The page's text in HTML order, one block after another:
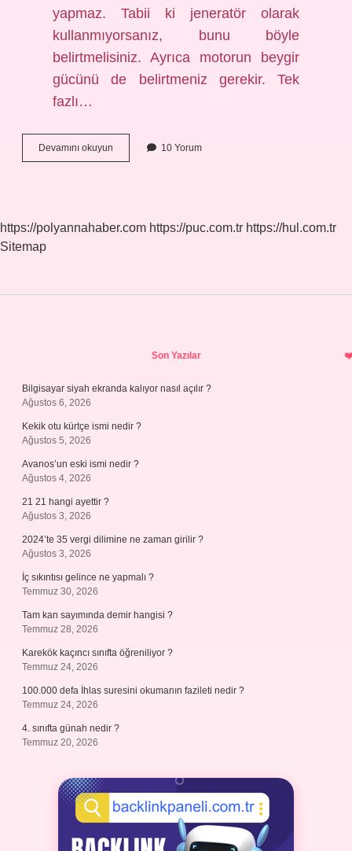
yapmaz. Tabii ki jeneratör olarak
kullanmıyorsanız, bunu böyle
belirtmelisiniz. Ayrıca motorun beygir
gücünü de belirtmeniz gerekir. Tek
fazlı…
Devamını okuyun
Volt
10 Yorum
https://polyannahaber.com https://puc.com.tr https://hul.com.tr
Sitemap
Son Yazılar
Bilgisayar siyah ekranda kalıyor nasıl açılır ?
Ağustos 6, 2026
Kekik otu kürtçe ismi nedir ?
Ağustos 5, 2026
Avanos’un eski ismi nedir ?
Ağustos 4, 2026
21 21 hangi ayettir ?
Ağustos 3, 2026
2024’te 35 vergi dilimine ne zaman girilir ?
Ağustos 3, 2026
İç sıkıntısı gelince ne yapmalı ?
Temmuz 30, 2026
Tam kan sayımında demir hangisi ?
Temmuz 28, 2026
Karekök kaçıncı sınıfta öğreniliyor ?
Temmuz 24, 2026
100.000 defa İhlas suresini okumanın fazileti nedir ?
Temmuz 24, 2026
4. sınıfta günah nedir ?
Temmuz 20, 2026